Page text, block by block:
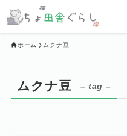
ホーム ムクナ豆
ムクナ豆 – tag –